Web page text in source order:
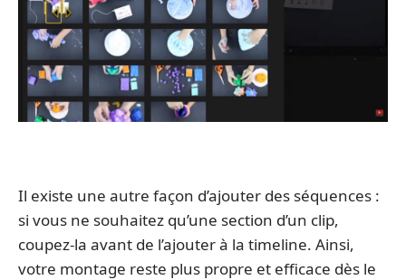
Il existe une autre façon d’ajouter des séquences :
si vous ne souhaitez qu’une section d’un clip,
coupez-la avant de l’ajouter à la timeline. Ainsi,
votre montage reste plus propre et efficace dès le